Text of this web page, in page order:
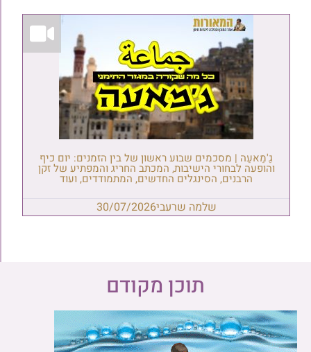
גַ'מַאעַה | מסכמים שבוע ראשון של בין הזמנים: יום כיף
והופעה לבחורי הישיבות, המכתב החריג והמפתיע של זקן
הרבנים, הסינגלים החדשים, המתמודדים, ועוד
שלמה שרעבי30/07/2026
תוכן מקודם